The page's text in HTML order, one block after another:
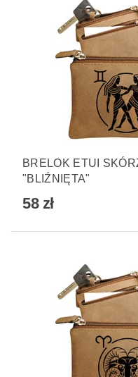
BRELOK ETUI
"BLIŹNIĘTA"
58 zł